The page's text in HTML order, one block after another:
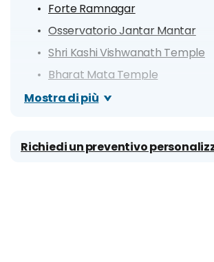
Forte Ramnagar
Osservatorio Jantar Mantar
Shri Kashi Vishwanath Temple
Bharat Mata Temple
Nepali Kathwala Temple
Cosa fare a Varanasi
Mostra di più
Richiedi un preventivo